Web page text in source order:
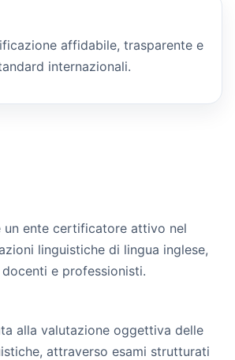
affidabile, trasparente e
internazionali.
un ente certificatore attivo nel
linguistiche di lingua inglese,
e professionisti.
alla valutazione oggettiva delle
attraverso esami strutturati